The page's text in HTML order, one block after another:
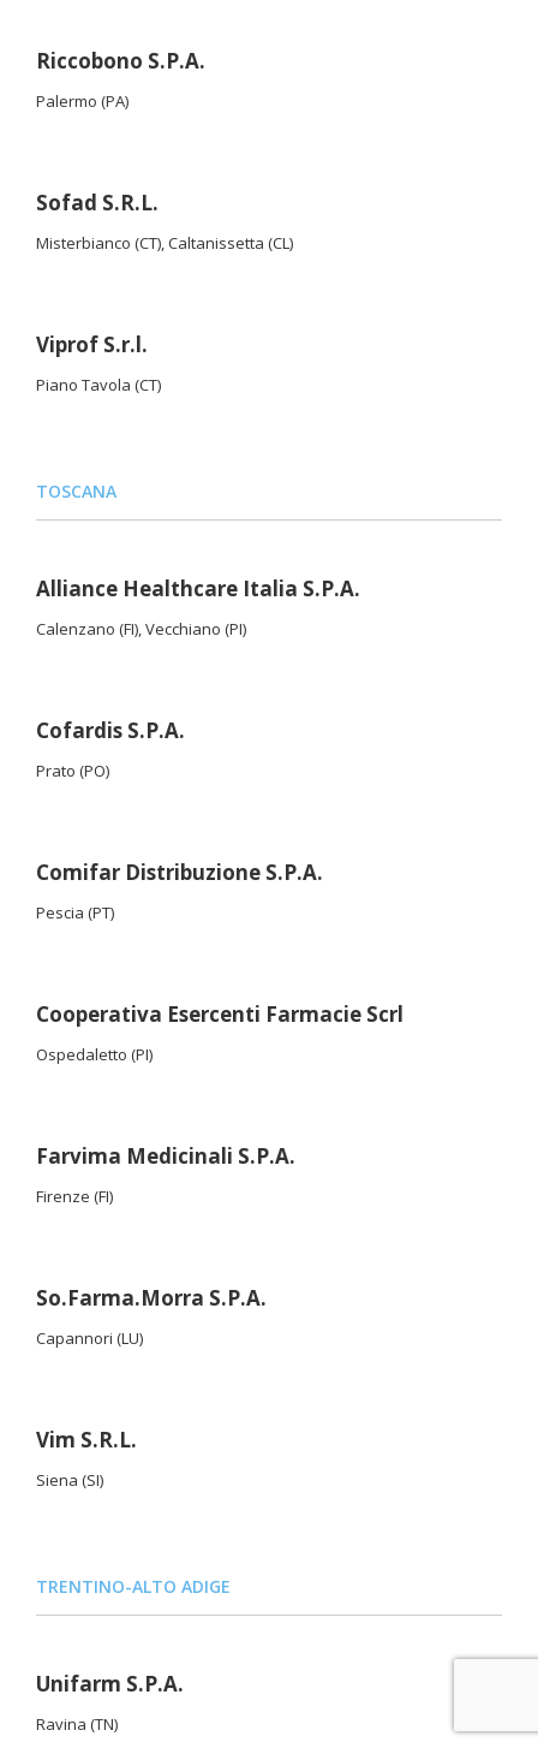
Riccobono S.P.A.
Palermo (PA)
Sofad S.R.L.
Misterbianco (CT), Caltanissetta (CL)
Viprof S.r.l.
Piano Tavola (CT)
TOSCANA
Alliance Healthcare Italia S.P.A.
Calenzano (FI), Vecchiano (PI)
Cofardis S.P.A.
Prato (PO)
Comifar Distribuzione S.P.A.
Pescia (PT)
Cooperativa Esercenti Farmacie Scrl
Ospedaletto (PI)
Farvima Medicinali S.P.A.
Firenze (FI)
So.Farma.Morra S.P.A.
Capannori (LU)
Vim S.R.L.
Siena (SI)
TRENTINO-ALTO ADIGE
Unifarm S.P.A.
Ravina (TN)